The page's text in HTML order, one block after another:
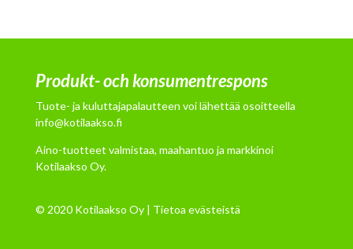
Produkt- och konsumentrespons
Tuote- ja kuluttajapalautteen voi lähettää osoitteella
info@kotilaakso.fi
Aino-tuotteet valmistaa, maahantuo ja markkinoi
Kotilaakso Oy.
© 2020 Kotilaakso Oy | Tietoa evästeistä